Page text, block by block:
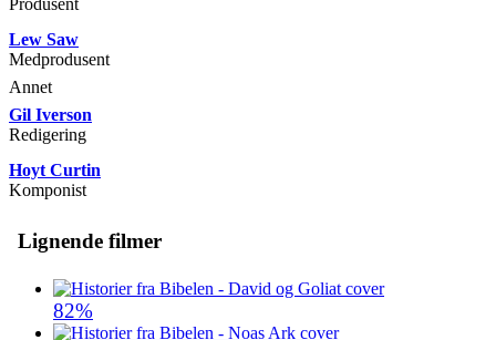
Produsent
Lew Saw
Medprodusent
Annet
Gil Iverson
Redigering
Hoyt Curtin
Komponist
Lignende filmer
82%